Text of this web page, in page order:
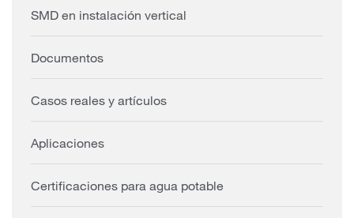
SMD en instalación vertical
Documentos
Casos reales y artículos
Aplicaciones
Certificaciones para agua potable